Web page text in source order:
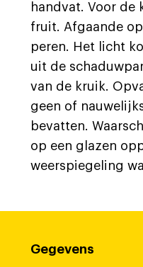
handvat. Voor de
fruit. Afgaande
peren. Het licht
uit de
van de kruik.
geen of
bevatten.
op een glazen
weerspiegeling
Gegevens